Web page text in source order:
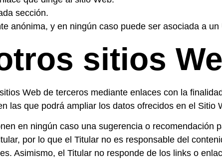
sección.
anónima, y en ningún caso puede ser asociada a
sitios
Web de terceros mediante enlaces con la
las que podrá ampliar los datos ofrecidos en el Sitio
en ningún caso una sugerencia o recomendación
por lo que el Titular no es responsable del
Asimismo, el Titular no responde de los links o